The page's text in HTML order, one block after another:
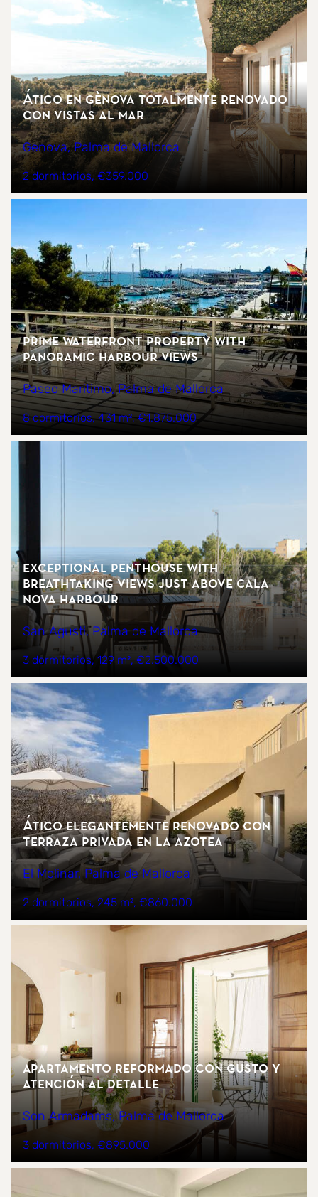
Ático en Gènova totalmente renovado
con vistas al mar
Genova, Palma de Mallorca
2 dormitorios €359.000
Prime Waterfront Property with
Panoramic Harbour Views
Paseo Maritimo, Palma de Mallorca
8 dormitorios 431 m² €1.875.000
Exceptional penthouse with
breathtaking views just above Cala
Nova harbour
San Agusti, Palma de Mallorca
3 dormitorios 129 m² €2.500.000
Ático elegantemente renovado con
terraza privada en la azotea
El Molinar, Palma de Mallorca
2 dormitorios 245 m² €860.000
Apartamento reformado con gusto y
atención al detalle
Son Armadams, Palma de Mallorca
3 dormitorios €895.000